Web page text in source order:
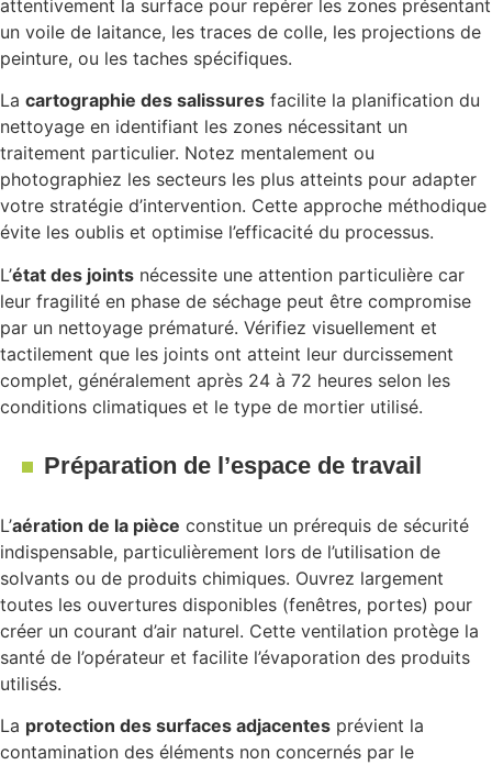
attentivement la surface pour repérer les zones présentant
un voile de laitance, les traces de colle, les projections de
peinture, ou les taches spécifiques.
La cartographie des salissures facilite la planification du
nettoyage en identifiant les zones nécessitant un
traitement particulier. Notez mentalement ou
photographiez les secteurs les plus atteints pour adapter
votre stratégie d’intervention. Cette approche méthodique
évite les oublis et optimise l’efficacité du processus.
L’état des joints nécessite une attention particulière car
leur fragilité en phase de séchage peut être compromise
par un nettoyage prématuré. Vérifiez visuellement et
tactilement que les joints ont atteint leur durcissement
complet, généralement après 24 à 72 heures selon les
conditions climatiques et le type de mortier utilisé.
Préparation de l’espace de travail
L’aération de la pièce constitue un prérequis de sécurité
indispensable, particulièrement lors de l’utilisation de
solvants ou de produits chimiques. Ouvrez largement
toutes les ouvertures disponibles (fenêtres, portes) pour
créer un courant d’air naturel. Cette ventilation protège la
santé de l’opérateur et facilite l’évaporation des produits
utilisés.
La protection des surfaces adjacentes prévient la
contamination des éléments non concernés par le